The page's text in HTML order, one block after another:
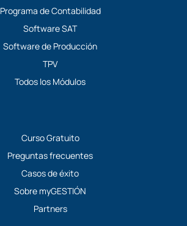
Programa de Contabilidad
Software SAT
Software de Producción
TPV
Todos los Módulos
Curso Gratuito
Preguntas frecuentes
Casos de éxito
Sobre myGESTIÓN
Partners